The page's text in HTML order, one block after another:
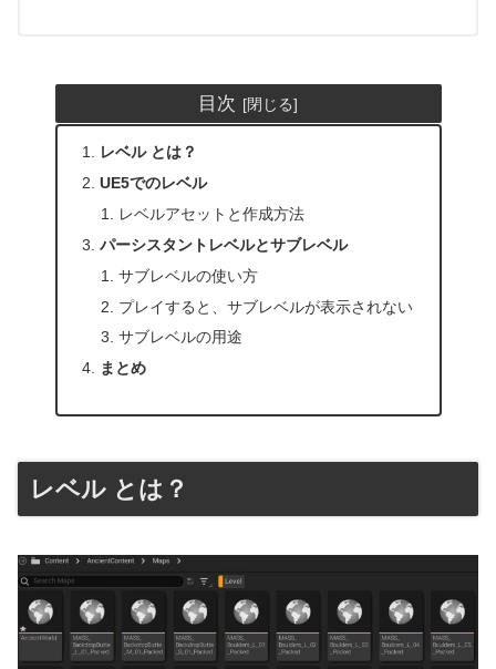
目次
レベル とは？
UE5でのレベル
レベルアセットと作成方法
パーシスタントレベルとサブレベル
サブレベルの使い方
プレイすると、サブレベルが表示されない
サブレベルの用途
まとめ
レベル とは？